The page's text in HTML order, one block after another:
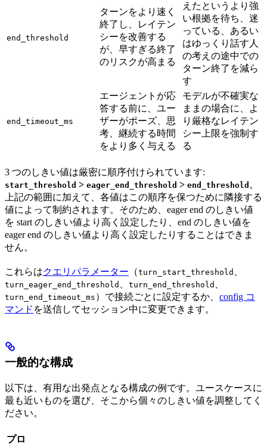
end_threshold
ターンをより速く
終了し、レイテン
シーを改善する
が、早すぎる終了
のリスクが高まる
えたというより強
い根拠を待ち、迷
っている、あるい
はゆっくり話す人
の考えの途中での
ターン終了を減ら
す
end_timeout_ms
エージェントが応
答する前に、ユー
ザーがポーズ、思
考、継続する時間
をより多く与える
モデルが不確実な
ままの場合に、よ
り厳格なレイテン
シー上限を強制す
る
3 つのしきい値は厳密に順序付けられています:
start_threshold > eager_end_threshold > end_threshold 。
上記の範囲に加えて、各値はこの順序を保つために隣接する
値によって制約されます。そのため、eager end のしきい値
を start のしきい値より高く設定したり、end のしきい値を
eager end のしきい値より高く設定したりすることはできま
せん。
これらはクエリパラメーター （turn_start_threshold
turn_eager_end_threshold turn_end_threshold
turn_end_timeout_ms ）で接続ごとに設定するか、 config コ
マンド を送信してセッション中に変更できます。
一般的な構成
以下は、有用な出発点となる構成の例です。ユースケースに
最も近いものを選び、そこから個々のしきい値を調整してく
ださい。
プロ